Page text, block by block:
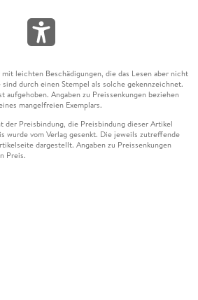
leichten Beschädigungen, die das Lesen aber nicht
durch einen Stempel als solche gekennzeichnet.
aufgehoben. Angaben zu Preissenkungen beziehen
mangelfreien Exemplars.
der Preisbindung, die Preisbindung dieser Artikel
wurde vom Verlag gesenkt. Die jeweils zutreffende
dargestellt. Angaben zu Preissenkungen
Preis.